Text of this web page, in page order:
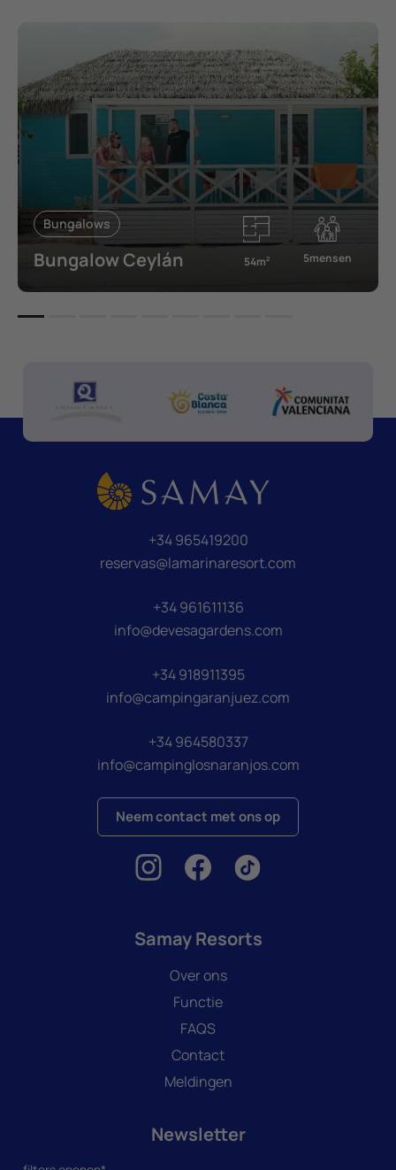
Bungalows
Bungalow Ceylán 54m 2 5mensen
+34 965419200
reservas@lamarinaresort.com
+34 961611136
info@devesagardens.com
+34 918911395
info@campingaranjuez.com
+34 964580337
info@campinglosnaranjos.com
Neem contact met ons op
Samay Resorts
Over ons
Functie
FAQS
Contact
Meldingen
Newsletter